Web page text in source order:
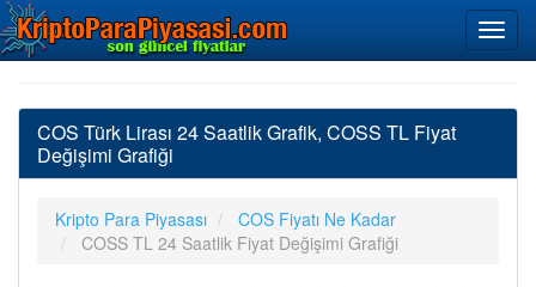
COS Türk Lirası 24 Saatlik Grafik, COSS TL Fiyat
Değişimi Grafiği
Kripto Para Piyasası
COS Fiyatı Ne Kadar
COSS TL 24 Saatlik Fiyat Değişimi Grafiği